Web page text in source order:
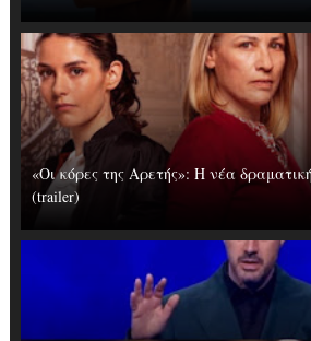
«Οι κόρες της Αρετής»: Η νέα
(trailer)